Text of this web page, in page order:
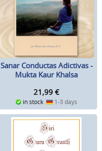
Sanar Conductas Adictivas -
Mukta Kaur Khalsa
21,99 €
in stock 1-3 days